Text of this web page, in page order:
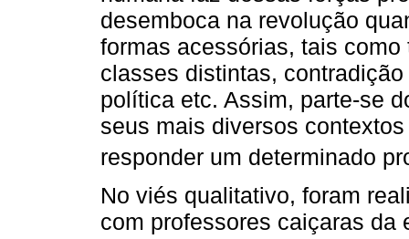
desemboca na revolução
formas acessórias, tais
classes distintas,
política etc. Assim, parte-se
seus mais diversos
responder um determinado
No viés qualitativo, foram
com professores caiçaras da